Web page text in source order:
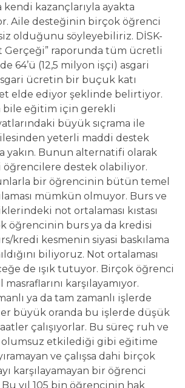
kazançlarıyla ayakta
Aile desteğinin birçok öğrenci
olduğunu söyleyebiliriz. DİSK-
Gerçeği” raporunda tüm ücretli
64’ü (12,5 milyon işçi) asgari
ücretin bir buçuk katı
elde ediyor şeklinde belirtiyor.
bile eğitim için gerekli
büyük sıçrama ile
yeterli maddi destek
yakın. Bunun alternatifi olarak
öğrencilere destek olabiliyor.
bir öğrencinin bütün temel
mümkün olmuyor. Burs ve
not ortalaması kıstası
öğrencinin burs ya da kredisi
kredi kesmenin siyasi baskılama
biliyoruz. Not ortalaması
de ışık tutuyor. Birçok öğrenci
karşılayamıyor.
ya da tam zamanlı işlerde
büyük oranda bu işlerde düşük
çalışıyorlar. Bu süreç ruh ve
olumsuz etkilediği gibi eğitime
ve çalışsa dahi birçok
karşılayamayan bir öğrenci
Bu yıl 105 bin öğrencinin hak